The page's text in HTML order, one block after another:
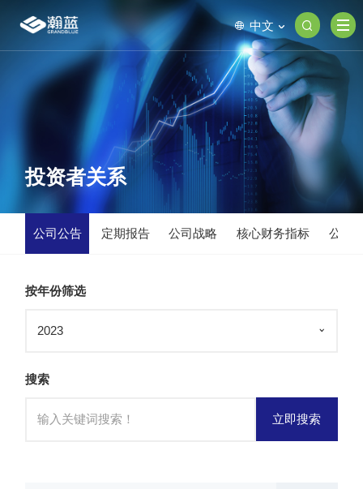
中文
投资者关系
公司公告 定期报告 公司战略 核心财务指标 公司
按年份筛选
2023
搜索
立即搜索